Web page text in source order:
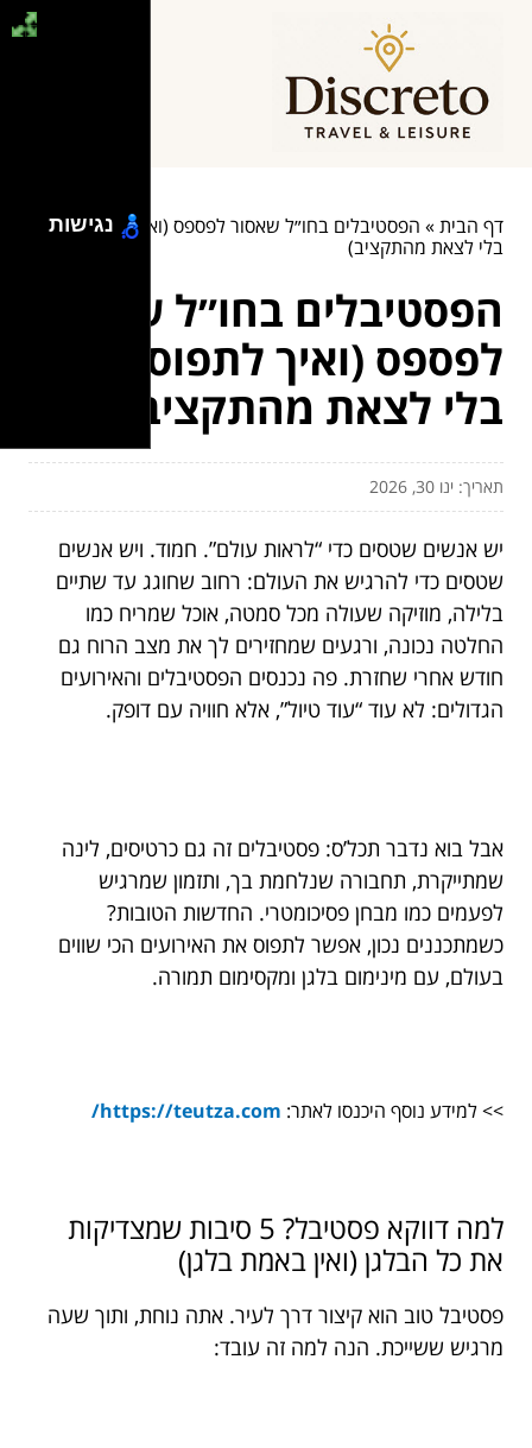
דף הבית» הפסטיבלים בחו״ל שאסור לפספס (ואיך לתפוס אותם
בלי לצאת מהתקציב)
הפסטיבלים בחו״ל שאסור
לפספס (ואיך לתפוס אותם
בלי לצאת מהתקציב)
תאריך: ינו 30, 2026
יש אנשים שטסים כדי “לראות עולם”. חמוד. ויש אנשים
שטסים כדי להרגיש את העולם: רחוב שחוגג עד שתיים
בלילה, מוזיקה שעולה מכל סמטה, אוכל שמריח כמו
החלטה נכונה, ורגעים שמחזירים לך את מצב הרוח גם
חודש אחרי שחזרת. פה נכנסים הפסטיבלים והאירועים
הגדולים: לא עוד “עוד טיול”, אלא חוויה עם דופק.
אבל בוא נדבר תכל’ס: פסטיבלים זה גם כרטיסים, לינה
שמתייקרת, תחבורה שנלחמת בך, ותזמון שמרגיש
לפעמים כמו מבחן פסיכומטרי. החדשות הטובות?
כשמתכננים נכון, אפשר לתפוס את האירועים הכי שווים
בעולם, עם מינימום בלגן ומקסימום תמורה.
>> למידע נוסף היכנסו לאתר: https://teutza.com/
למה דווקא פסטיבל? 5 סיבות שמצדיקות
את כל הבלגן (ואין באמת בלגן)
פסטיבל טוב הוא קיצור דרך לעיר. אתה נוחת, ותוך שעה
מרגיש ששייכת. הנה למה זה עובד:
נגישות